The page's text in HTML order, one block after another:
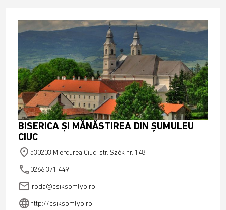
BISERICA ŞI MĂNĂSTIREA DIN ŞUMULEU
CIUC
place 530203 Miercurea Ciuc, str. Szék nr. 148.
phone 0266 371 449
emailiroda@csiksomlyo.ro
languagehttp://csiksomlyo.ro